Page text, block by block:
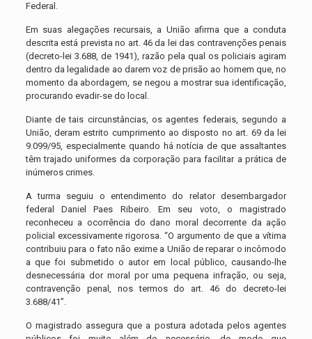
Federal.
Em suas alegações recursais, a União afirma que a conduta
descrita está prevista no art. 46 da lei das contravenções penais
(decreto-lei 3.688, de 1941), razão pela qual os policiais agiram
dentro da legalidade ao darem voz de prisão ao homem que, no
momento da abordagem, se negou a mostrar sua identificação,
procurando evadir-se do local.
Diante de tais circunstâncias, os agentes federais, segundo a
União, deram estrito cumprimento ao disposto no art. 69 da lei
9.099/95, especialmente quando há notícia de que assaltantes
têm trajado uniformes da corporação para facilitar a prática de
inúmeros crimes.
A turma seguiu o entendimento do relator desembargador
federal Daniel Paes Ribeiro. Em seu voto, o magistrado
reconheceu a ocorrência do dano moral decorrente da ação
policial excessivamente rigorosa. “O argumento de que a vítima
contribuiu para o fato não exime a União de reparar o incômodo
a que foi submetido o autor em local público, causando-lhe
desnecessária dor moral por uma pequena infração, ou seja,
contravenção penal, nos termos do art. 46 do decreto-lei
3.688/41”.
O magistrado assegura que a postura adotada pelos agentes